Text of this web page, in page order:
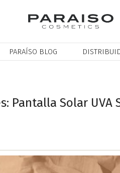
PARAÍSO BLOG
Pantalla Solar UVA